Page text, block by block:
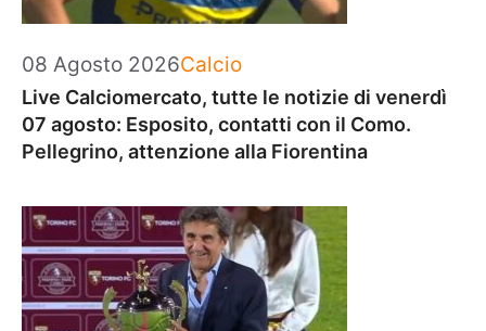
08 Agosto 2026Categorie
Calcio
Live Calciomercato, tutte le notizie di venerdì
07 agosto: Esposito, contatti con il Como.
Pellegrino, attenzione alla Fiorentina